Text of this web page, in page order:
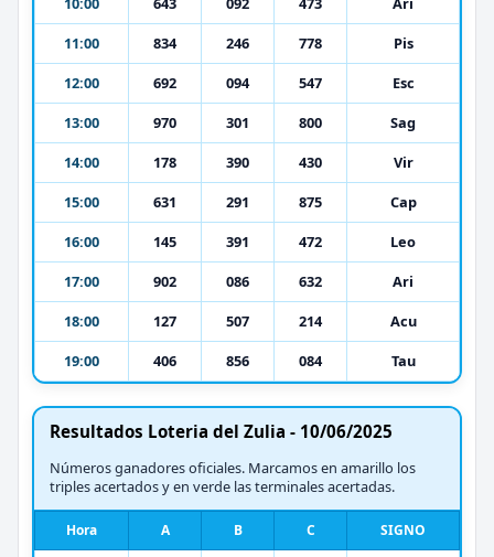
11:00
834 246 778
Pis
12:00
692 094 547
Esc
13:00
970 301 800
Sag
14:00
178 390 430
Vir
15:00
631 291 875
Cap
16:00
145 391 472
Leo
17:00
902 086 632
Ari
18:00
127 507 214
Acu
19:00
406 856 084 Tau
Resultados Loteria del Zulia - 10/06/2025
Números ganadores oficiales. Marcamos en amarillo los
triples acertados y en verde las terminales acertadas.
Hora A B C SIGNO